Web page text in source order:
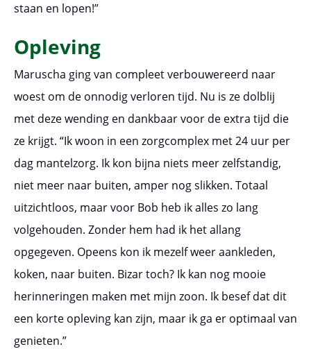
staan en lopen!”
Opleving
Maruscha ging van compleet verbouwereerd naar
woest om de onnodig verloren tijd. Nu is ze dolblij
met deze wending en dankbaar voor de extra tijd die
ze krijgt. “Ik woon in een zorgcomplex met 24 uur per
dag mantelzorg. Ik kon bijna niets meer zelfstandig,
niet meer naar buiten, amper nog slikken. Totaal
uitzichtloos, maar voor Bob heb ik alles zo lang
volgehouden. Zonder hem had ik het allang
opgegeven. Opeens kon ik mezelf weer aankleden,
koken, naar buiten. Bizar toch? Ik kan nog mooie
herinneringen maken met mijn zoon. Ik besef dat dit
een korte opleving kan zijn, maar ik ga er optimaal van
genieten.”